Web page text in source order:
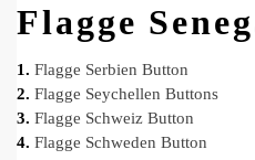
Flagge
1. Flagge Serbien Button
2. Flagge Seychellen Buttons
3. Flagge Schweiz Button
4. Flagge Schweden Button